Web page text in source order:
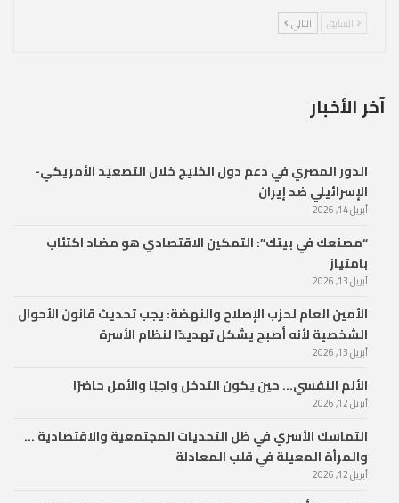
السابق التالي
آخر الأخبار
الدور المصري في دعم دول الخليج خلال التصعيد الأمريكي-
الإسرائيلي ضد إيران
أبريل 14, 2026
“مصنعك في بيتك”: التمكين الاقتصادي هو مضاد اكتئاب
بامتياز
أبريل 13, 2026
الأمين العام لحزب الإصلاح والنهضة: يجب تحديث قانون الأحوال
الشخصية لأنه أصبح يشكل تهديدًا لنظام الأسرة
أبريل 13, 2026
الألم النفسي… حين يكون التدخل واجبًا والأمل حاضرًا
أبريل 12, 2026
التماسك الأسري في ظل التحديات المجتمعية والاقتصادية …
والمرأة المعيلة في قلب المعادلة
أبريل 12, 2026